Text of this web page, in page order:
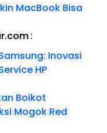
MacBook Bisa
:
Inovasi
HP
Boikot
Mogok Red